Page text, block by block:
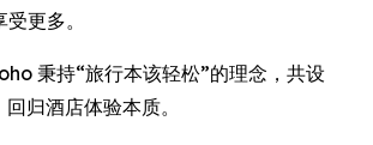
更多。
秉持“旅行本该轻松”的理念，共设
归酒店体验本质。